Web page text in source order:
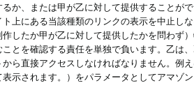
か、または甲が乙に対して提供することが
上にある当該種類のリンクの表示を中止し
したか甲が乙に対して提供したかを問わず
とを確認する責任を単独で負います。乙は
ら直接アクセスしなければなりません。例
示されます。）をパラメータとしてアマゾ